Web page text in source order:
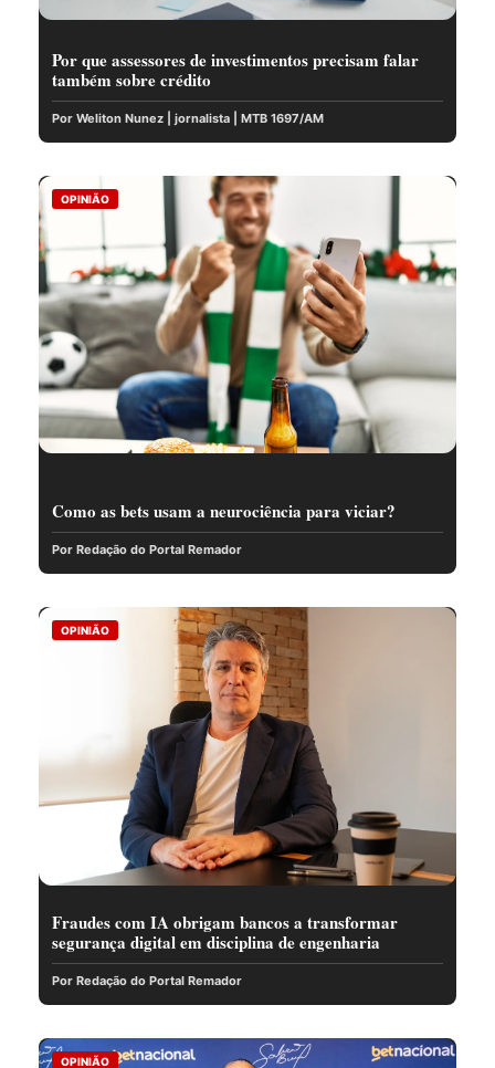
Por que assessores de investimentos precisam falar
também sobre crédito
Por Weliton Nunez | jornalista | MTB 1697/AM
OPINIÃO
Como as bets usam a neurociência para viciar?
Por Redação do Portal Remador
OPINIÃO
Fraudes com IA obrigam bancos a transformar
segurança digital em disciplina de engenharia
Por Redação do Portal Remador
OPINIÃO